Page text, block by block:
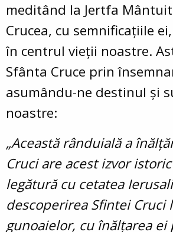
meditând la Jertfa
Crucea, cu semnificațiile
în centrul vieții noastre.
Sfânta Cruce prin
asumându-ne destinul și
noastre:
„Această rânduială a
Cruci are acest izvor
legătură cu cetatea
descoperirea Sfintei Cruci
gunoaielor, cu înălțarea ei